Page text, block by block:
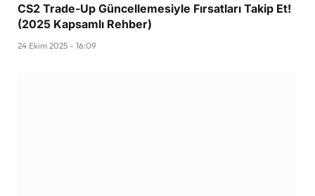
CS2 Trade-Up Güncellemesiyle Fırsatları Takip Et!
(2025 Kapsamlı Rehber)
24 Ekim 2025 - 16:09